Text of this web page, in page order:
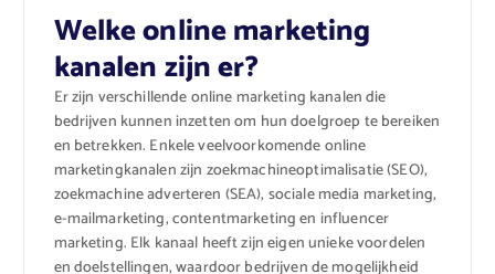
Welke online marketing
kanalen zijn er?
Er zijn verschillende online marketing kanalen die
bedrijven kunnen inzetten om hun doelgroep te bereiken
en betrekken. Enkele veelvoorkomende online
marketingkanalen zijn zoekmachineoptimalisatie (SEO),
zoekmachine adverteren (SEA), sociale media marketing,
e-mailmarketing, contentmarketing en influencer
marketing. Elk kanaal heeft zijn eigen unieke voordelen
en doelstellingen, waardoor bedrijven de mogelijkheid